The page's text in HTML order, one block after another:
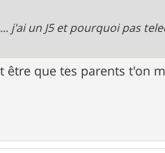
j'ai un J5 et pourquoi pas
être que tes parents t'on